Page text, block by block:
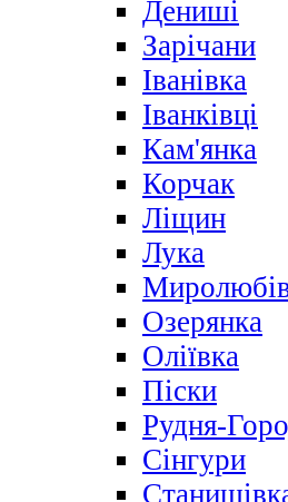
Дениші
Зарічани
Іванівка
Іванківці
Кам'янка
Корчак
Ліщин
Лука
Озерянка
Оліївка
Піски
Рудня-
Сінгури